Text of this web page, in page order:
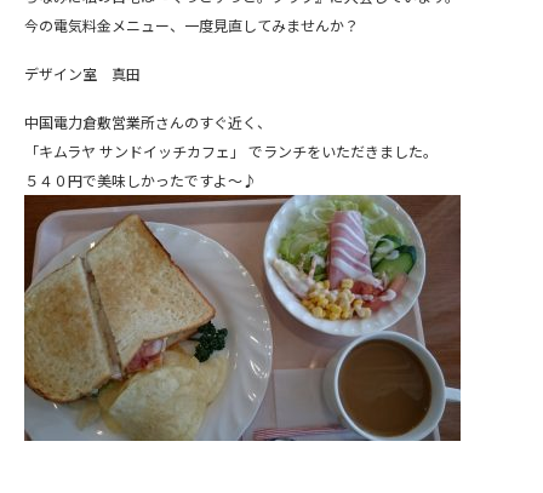
今の電気料金メニュー、一度見直してみませんか？
デザイン室 真田
中国電力倉敷営業所さんのすぐ近く、
「キムラヤ サンドイッチカフェ」 でランチをいただきました。
５４０円で美味しかったですよ～♪